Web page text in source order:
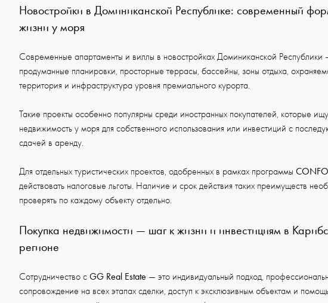
Новостройки в Доминиканской Республике: современный
жизни у моря
Современные апартаменты и виллы в новостройках Доминиканской Республики
продуманные планировки, просторные террасы, бассейны, зоны отдыха,
территория и инфраструктура уровня премиального курорта.
Такие проекты особенно популярны среди иностранных покупателей, которые
недвижимость у моря для собственного использования или инвестиций с
сдачей в аренду.
Для отдельных туристических проектов, одобренных в рамках программы
действовать налоговые льготы. Наличие и срок действия таких преимуществ
проверять по каждому объекту отдельно.
Покупка недвижимости — шаг к жизни и инвестициям в
регионе
Сотрудничество с GG Real Estate — это индивидуальный подход,
сопровождение на всех этапах сделки, доступ к эксклюзивным объектам и